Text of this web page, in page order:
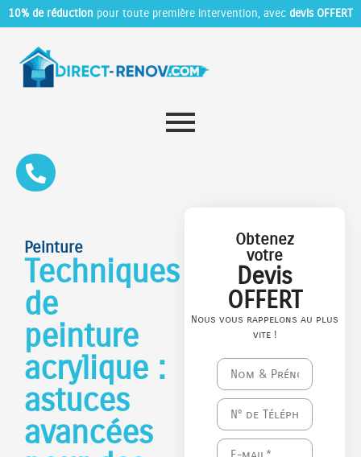
10% de réduction pour toute première intervention, avec devis OFFERT
Peinture
Techniques
de
peinture
acrylique :
astuces
avancées
Obtenez
votre
Devis
OFFERT
Nous vous rappelons au plus
vite !